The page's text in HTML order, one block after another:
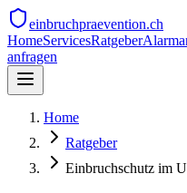
einbruchpraevention.ch
HomeServicesRatgeber
anfragen
Home
Ratgeber
Einbruchschutz im